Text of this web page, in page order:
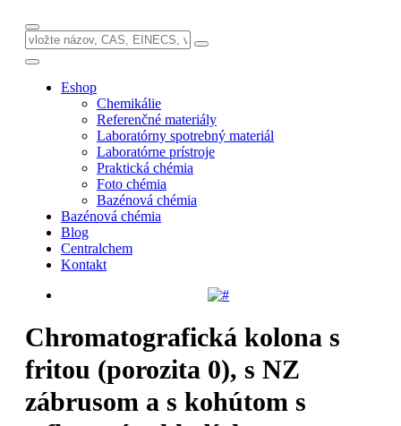
Eshop
Chemikálie
Referenčné materiály
Laboratórny spotrebný materiál
Laboratórne prístroje
Praktická chémia
Foto chémia
Bazénová chémia
Bazénová chémia
Blog
Centralchem
Kontakt
Chromatografická kolona s
fritou (porozita 0), s NZ
zábrusom a s kohútom s